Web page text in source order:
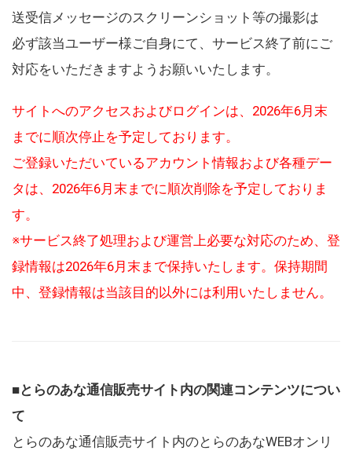
送受信メッセージのスクリーンショット等の撮影は
必ず該当ユーザー様ご自身にて、サービス終了前にご
対応をいただきますようお願いいたします。
サイトへのアクセスおよびログインは、2026年6月末
までに順次停止を予定しております。
ご登録いただいているアカウント情報および各種デー
タは、2026年6月末までに順次削除を予定しておりま
す。
※サービス終了処理および運営上必要な対応のため、登
録情報は2026年6月末まで保持いたします。保持期間
中、登録情報は当該目的以外には利用いたしません。
■とらのあな通信販売サイト内の関連コンテンツについ
て
とらのあな通信販売サイト内のとらのあなWEBオンリ